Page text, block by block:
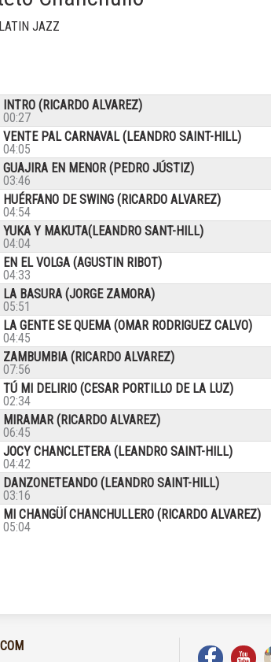
JAZZ
INTRO (RICARDO ALVAREZ)
00:27
VENTE PAL CARNAVAL (LEANDRO SAINT-HILL)
04:05
GUAJIRA EN MENOR (PEDRO JÚSTIZ)
03:46
HUÉRFANO DE SWING (RICARDO ALVAREZ)
04:54
YUKA Y MAKUTA(LEANDRO SANT-HILL)
04:04
EN EL VOLGA (AGUSTIN RIBOT)
04:33
LA BASURA (JORGE ZAMORA)
05:51
LA GENTE SE QUEMA (OMAR RODRIGUEZ CALVO)
04:45
ZAMBUMBIA (RICARDO ALVAREZ)
07:56
TÚ MI DELIRIO (CESAR PORTILLO DE LA LUZ)
02:34
MIRAMAR (RICARDO ALVAREZ)
06:45
JOCY CHANCLETERA (LEANDRO SAINT-HILL)
04:42
DANZONETEANDO (LEANDRO SAINT-HILL)
03:16
MI CHANGÜÍ CHANCHULLERO (RICARDO ALVAREZ)
05:04